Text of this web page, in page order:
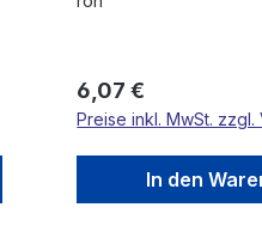
Regulärer Preis:
6,07 €
Preise inkl. MwSt.
In den